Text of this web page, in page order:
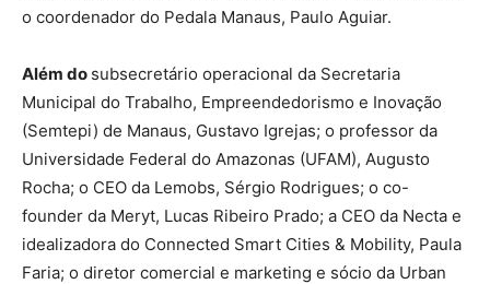
o coordenador do Pedala Manaus, Paulo Aguiar.
Além do subsecretário operacional da Secretaria
Municipal do Trabalho, Empreendedorismo e Inovação
(Semtepi) de Manaus, Gustavo Igrejas; o professor da
Universidade Federal do Amazonas (UFAM), Augusto
Rocha; o CEO da Lemobs, Sérgio Rodrigues; o co-
founder da Meryt, Lucas Ribeiro Prado; a CEO da Necta e
idealizadora do Connected Smart Cities & Mobility, Paula
Faria; o diretor comercial e marketing e sócio da Urban